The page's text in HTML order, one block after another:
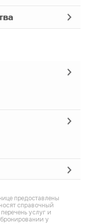
предоставлены
справочный
услуг и
у